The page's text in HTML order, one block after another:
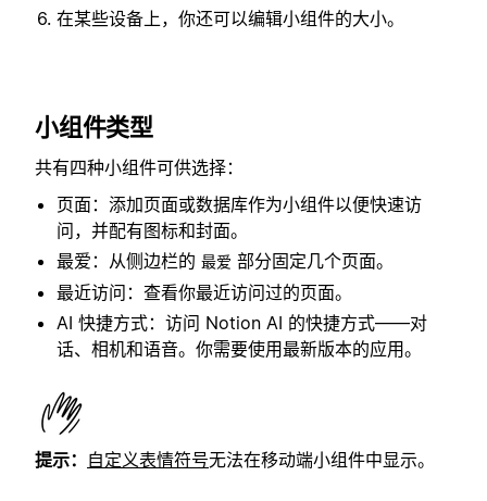
在某些设备上，你还可以编辑小组件的大小。
小组件类型
共有四种小组件可供选择：
页面：添加页面或数据库作为小组件以便快速访
问，并配有图标和封面。
最爱：从侧边栏的 最爱 部分固定几个页面。
最近访问：查看你最近访问过的页面。
AI 快捷方式：访问 Notion AI 的快捷方式——对
话、相机和语音。你需要使用最新版本的应用。
提示： 自定义表情符号无法在移动端小组件中显示。